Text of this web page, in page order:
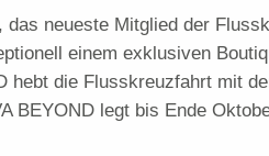
das neueste Mitglied der
einem exklusiven
hebt die Flusskreuzfahrt mit
BEYOND legt bis Ende